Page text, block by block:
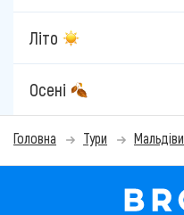
Літо
Осені
Головна Тури Мальдіви